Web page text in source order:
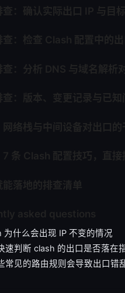
为什么会出现 IP 不变的情况
速判断 clash 的出口是否落在
常见的路由规则会导致出口错